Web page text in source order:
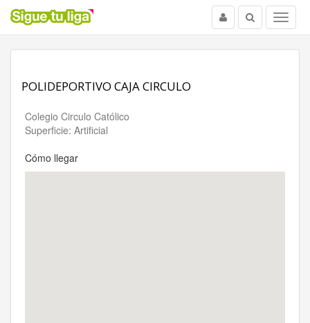
Menu
Buscar
Usuario
POLIDEPORTIVO CAJA CIRCULO
Colegio Circulo Católico
Superficie: Artificial
Cómo llegar